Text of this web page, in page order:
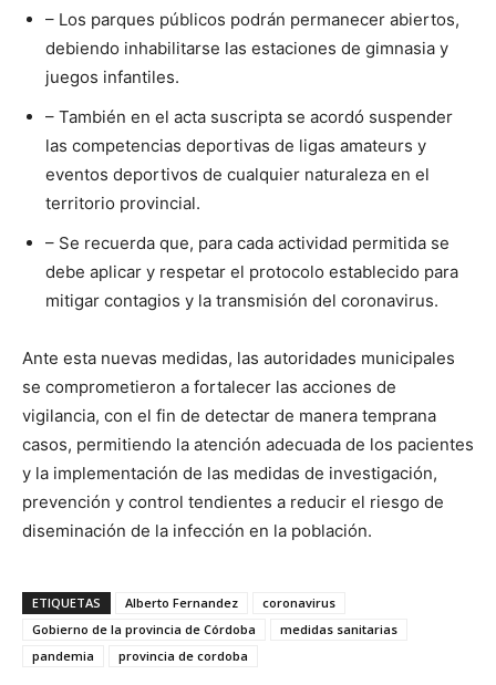
– Los parques públicos podrán permanecer abiertos,
debiendo inhabilitarse las estaciones de gimnasia y
juegos infantiles.
– También en el acta suscripta se acordó suspender
las competencias deportivas de ligas amateurs y
eventos deportivos de cualquier naturaleza en el
territorio provincial.
– Se recuerda que, para cada actividad permitida se
debe aplicar y respetar el protocolo establecido para
mitigar contagios y la transmisión del coronavirus.
Ante esta nuevas medidas, las autoridades municipales
se comprometieron a fortalecer las acciones de
vigilancia, con el fin de detectar de manera temprana
casos, permitiendo la atención adecuada de los pacientes
y la implementación de las medidas de investigación,
prevención y control tendientes a reducir el riesgo de
diseminación de la infección en la población.
ETIQUETAS Alberto Fernandez
coronavirus
Gobierno de la provincia de Córdoba
medidas sanitarias
pandemia
provincia de cordoba